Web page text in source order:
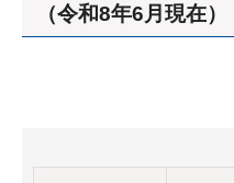
（令和8年6月現在